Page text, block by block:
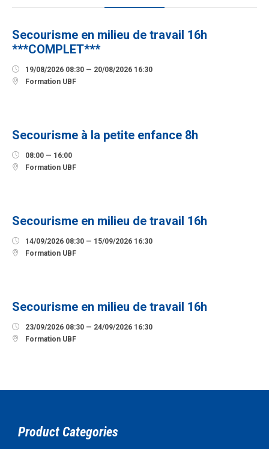
Secourisme en milieu de travail 16h
***COMPLET***
 19/08/2026 08:30 — 20/08/2026 16:30
 Formation UBF
Secourisme à la petite enfance 8h
 08:00 — 16:00
 Formation UBF
Secourisme en milieu de travail 16h
 14/09/2026 08:30 — 15/09/2026 16:30
 Formation UBF
Secourisme en milieu de travail 16h
 23/09/2026 08:30 — 24/09/2026 16:30
 Formation UBF
Product Categories